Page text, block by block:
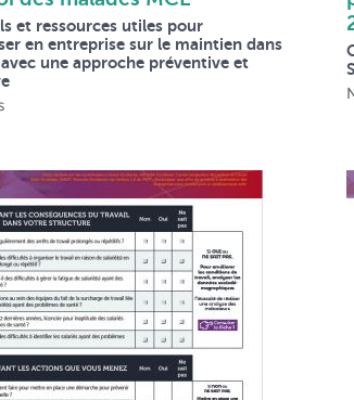
et ressources utiles pour
en entreprise sur le maintien dans
une approche préventive et